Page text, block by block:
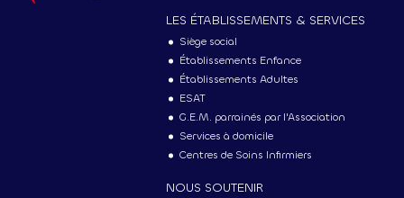
LES ÉTABLISSEMENTS & SERVICES
Siège social
Établissements Enfance
Établissements Adultes
ESAT
G.E.M. parrainés par l'Association
Services à domicile
Centres de Soins Infirmiers
NOUS SOUTENIR